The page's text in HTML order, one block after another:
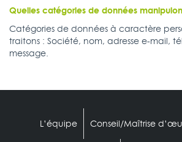
Quelles catégories de données
Catégories de données à caractère
traitons : Société, nom, adresse e-mail,
message.
L’équipe Conseil/Maîtrise